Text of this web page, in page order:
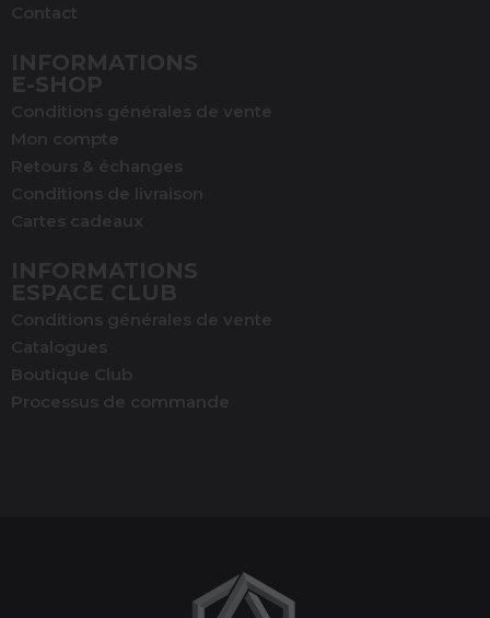
Contact
INFORMATIONS
E-SHOP
Conditions générales de vente
Mon compte
Retours & échanges
Conditions de livraison
Cartes cadeaux
INFORMATIONS
ESPACE CLUB
Conditions générales de vente
Catalogues
Boutique Club
Processus de commande